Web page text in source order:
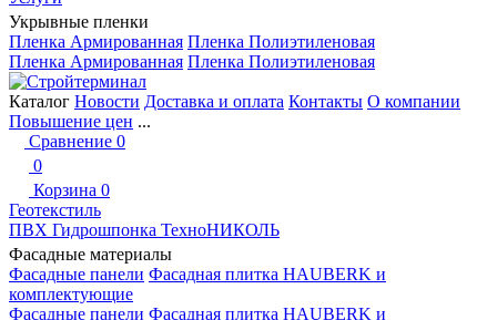
Укрывные пленки
Пленка Армированная Пленка Полиэтиленовая
Пленка Армированная Пленка Полиэтиленовая
Каталог Новости Доставка и оплата Контакты О компании
Повышение цен ...
Сравнение 0
0
Корзина 0
Геотекстиль
ПВХ Гидрошпонка ТехноНИКОЛЬ
Фасадные материалы
Фасадные панели Фасадная плитка HAUBERK и
комплектующие
Фасадные панели Фасадная плитка HAUBERK и